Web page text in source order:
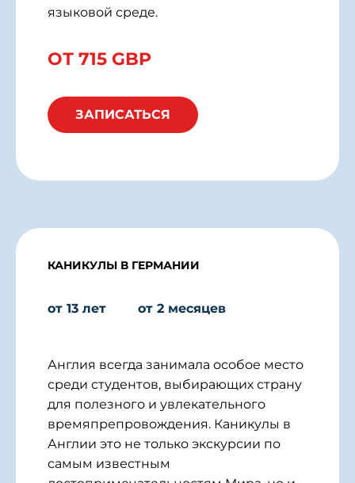
языковой среде.
ЗАПИСАТЬСЯ
ОТ 715 GBP
КАНИКУЛЫ В ГЕРМАНИИ
от 13 лет от 2 месяцев
Англия всегда занимала особое место
среди студентов, выбирающих страну
для полезного и увлекательного
времяпрепровождения. Каникулы в
Англии это не только экскурсии по
самым известным